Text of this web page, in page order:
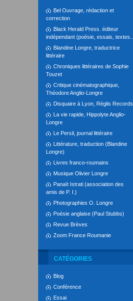
Bel Ouvrage, rédaction et
correction
Black Herald Press. éditeur
indépendant (poésie, essais, textes...
Blandine Longre, traductrice
littéraire
Chroniques littéraires de Sophie
Touzet
Critique cinématographique,
Théodore Anglio-Longre
Disquaire à Lyon, Réglis Records
La vie rapide, Hippolyte Anglio-
Longre
Le Persil, journal littéraire
Littérature, traduction (Blandine
Longre)
Livres franco-roumains
Musique Olivier Longre
Panaït Istrati (association des
amis de P. I.)
Photographies O. Longre
Poésie anglaise (Paul Stubbs)
Revue Brèves
Zoom France Roumanie
CATÉGORIES
Blog
Conférence
Essai